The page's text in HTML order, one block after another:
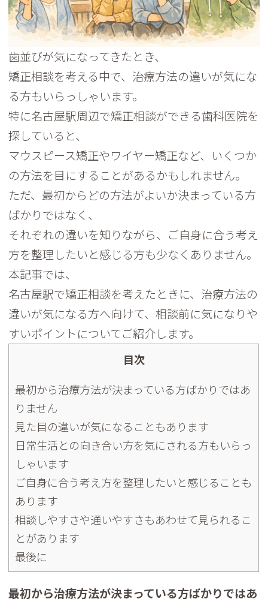
歯並びが気になってきたとき、
矯正相談を考える中で、 治療方法の違いが気にな
る方もいらっしゃいます。
特に名古屋駅周辺で矯正相談ができる歯科医院を
探していると、
マウスピース矯正やワイヤー矯正など、 いくつか
の方法を目にすることがあるかもしれません。
ただ、最初からどの方法がよいか決まっている方
ばかりではなく、
それぞれの違いを知りながら、 ご自身に合う考え
方を整理したいと感じる方も少なくありません。
本記事では、
名古屋駅で矯正相談を考えたときに、 治療方法の
違いが気になる方へ向けて、相談前に気になりや
すいポイントについてご紹介します。
目次
最初から治療方法が決まっている方ばかりではあ
りません
見た目の違いが気になることもあります
日常生活との向き合い方を気にされる方もいらっ
しゃいます
ご自身に合う考え方を整理したいと感じることも
あります
相談しやすさや通いやすさもあわせて見られるこ
とがあります
最後に
最初から治療方法が決まっている方ばかりではあ